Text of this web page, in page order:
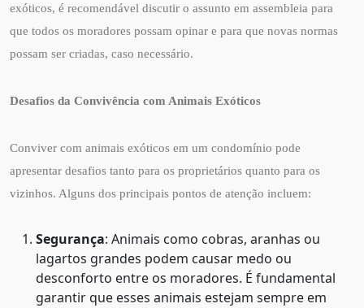
exóticos, é recomendável discutir o assunto em assembleia para
que todos os moradores possam opinar e para que novas normas
possam ser criadas, caso necessário.
Desafios da Convivência com Animais Exóticos
Conviver com animais exóticos em um condomínio pode
apresentar desafios tanto para os proprietários quanto para os
vizinhos. Alguns dos principais pontos de atenção incluem:
Segurança: Animais como cobras, aranhas ou
lagartos grandes podem causar medo ou
desconforto entre os moradores. É fundamental
garantir que esses animais estejam sempre em